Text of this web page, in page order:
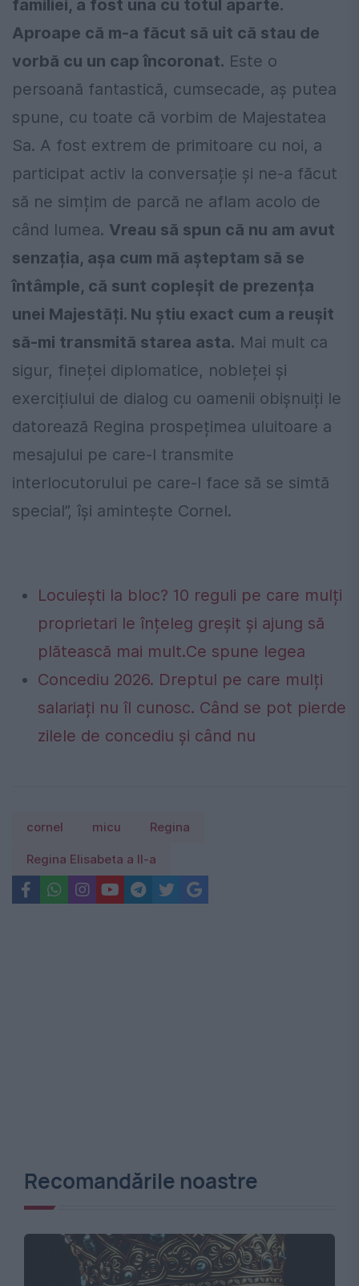
familiei, a fost una cu totul aparte.
Aproape că m-a făcut să uit că stau de
vorbă cu un cap încoronat. Este o
persoană fantastică, cumsecade, aș putea
spune, cu toate că vorbim de Majestatea
Sa. A fost extrem de primitoare cu noi, a
participat activ la conversație și ne-a făcut
să ne simțim de parcă ne aflam acolo de
când lumea. Vreau să spun că nu am avut
senzația, așa cum mă așteptam să se
întâmple, că sunt copleșit de prezența
unei Majestăți. Nu știu exact cum a reușit
să-mi transmită starea asta. Mai mult ca
sigur, fineței diplomatice, nobleței și
exercițiului de dialog cu oamenii obișnuiți le
datorează Regina prospețimea uluitoare a
mesajului pe care-l transmite
interlocutorului pe care-l face să se simtă
special”, își amintește Cornel.
Locuiești la bloc? 10 reguli pe care mulți
proprietari le înțeleg greșit și ajung să
plătească mai mult.Ce spune legea
Concediu 2026. Dreptul pe care mulți
salariați nu îl cunosc. Când se pot pierde
zilele de concediu și când nu
cornel micu Regina
Regina Elisabeta a II-a
Recomandările noastre